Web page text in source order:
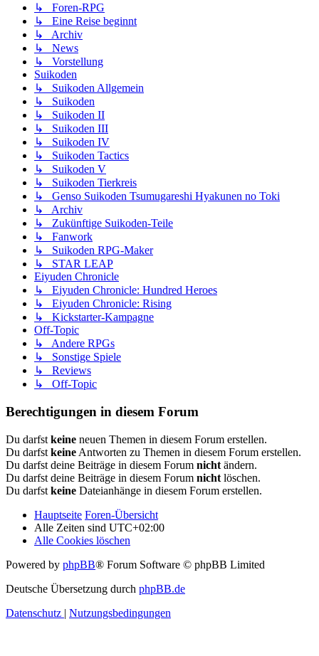
↳ Foren-RPG
↳ Eine Reise beginnt
↳ Archiv
↳ News
↳ Vorstellung
Suikoden
↳ Suikoden Allgemein
↳ Suikoden
↳ Suikoden II
↳ Suikoden III
↳ Suikoden IV
↳ Suikoden Tactics
↳ Suikoden V
↳ Suikoden Tierkreis
↳ Genso Suikoden Tsumugareshi Hyakunen no Toki
↳ Archiv
↳ Zukünftige Suikoden-Teile
↳ Fanwork
↳ Suikoden RPG-Maker
↳ STAR LEAP
Eiyuden Chronicle
↳ Eiyuden Chronicle: Hundred Heroes
↳ Eiyuden Chronicle: Rising
↳ Kickstarter-Kampagne
Off-Topic
↳ Andere RPGs
↳ Sonstige Spiele
↳ Reviews
↳ Off-Topic
Berechtigungen in diesem Forum
Du darfst keine neuen Themen in diesem Forum erstellen.
Du darfst keine Antworten zu Themen in diesem Forum erstellen.
Du darfst deine Beiträge in diesem Forum nicht ändern.
Du darfst deine Beiträge in diesem Forum nicht löschen.
Du darfst keine Dateianhänge in diesem Forum erstellen.
Hauptseite Foren-Übersicht
Alle Zeiten sind UTC+02:00
Alle Cookies löschen
Powered by phpBB® Forum Software © phpBB Limited
Deutsche Übersetzung durch phpBB.de
Datenschutz | Nutzungsbedingungen